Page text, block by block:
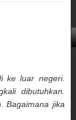
ke luar negeri.
dibutuhkan.
Bagaimana jika